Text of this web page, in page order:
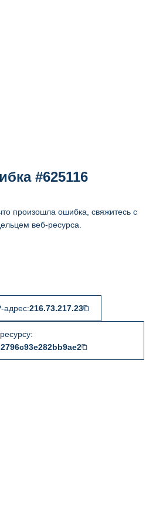
#625116
произошла ошибка, свяжитесь с
веб-ресурса.
адрес:216.73.217.23